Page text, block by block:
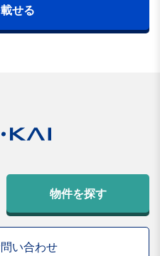
せる
物件を探す
い合わせ